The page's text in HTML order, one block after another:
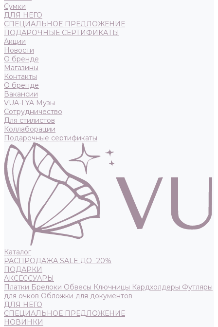
Сумки
ДЛЯ НЕГО
СПЕЦИАЛЬНОЕ ПРЕДЛОЖЕНИЕ
ПОДАРОЧНЫЕ СЕРТИФИКАТЫ
Акции
Новости
О бренде
Магазины
Контакты
О бренде
Вакансии
VUA-LYA Музы
Сотрудничество
Для стилистов
Коллаборации
Подарочные сертификаты
Каталог
РАСПРОДАЖА SALE ДО -20%
ПОДАРКИ
АКСЕССУАРЫ
Платки Брелоки Обвесы Ключницы Кардхолдеры Футляры
для очков Обложки для документов
ДЛЯ НЕГО
СПЕЦИАЛЬНОЕ ПРЕДЛОЖЕНИЕ
НОВИНКИ